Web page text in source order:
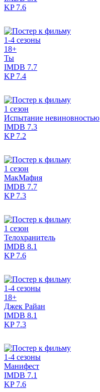
KP7.6
1-4 сезоны
18+
Ты
IMDB 7.7
KP7.4
1 сезон
Испытание невиновностью
IMDB 7.3
KP7.2
1 сезон
МакМафия
IMDB 7.7
KP7.3
1 сезон
Телохранитель
IMDB 8.1
KP7.6
1-4 сезоны
18+
Джек Райан
IMDB 8.1
KP7.3
1-4 сезоны
Манифест
IMDB 7.1
KP7.6